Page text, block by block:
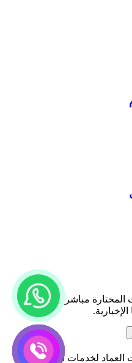
المختارة مباشرة إلى صندوق
لخدمات التنظيف